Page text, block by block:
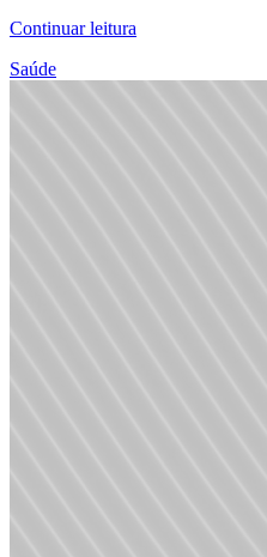
Continuar leitura
Saúde